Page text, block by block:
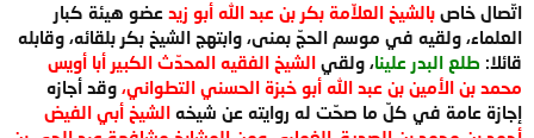
اتّصال خاص بالشيخ العلاّمة بكر بن عبد الله أبو زيد عضو هيئة كبار
العلماء، ولقيه في موسم الحجّ بمنى، وابتهج الشيخ بكر بلقائه، وقابله
قائلا: طلع البدر علينا، ولقي الشيخ الفقيه المحدّث الكبير أبا أويس
محمد بن الأمين بن عبد الله أبو خبزة الحسني التطواني، وقد أجازه
إجازة عامة في كلّ ما صحّت له روايته عن شيخه الشيخ أبي الفيض